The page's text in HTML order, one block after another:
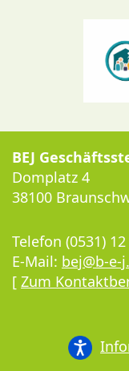
BEJ
Domplatz 4
38100
Telefon (0531)
E-Mail: bej@b-e-
[ Zum